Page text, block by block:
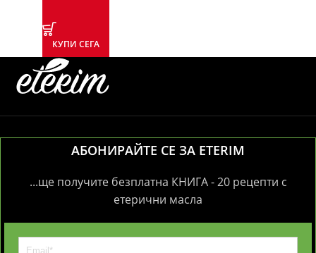
КУПИ СЕГА
АБОНИРАЙТЕ СЕ ЗА ETERIM
...ще получите безплатна КНИГА - 20 рецепти с
етерични масла